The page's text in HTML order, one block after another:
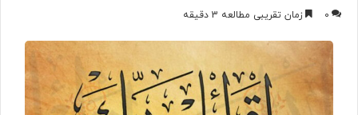
0 زمان تقریبی مطالعه 3 دقیقه